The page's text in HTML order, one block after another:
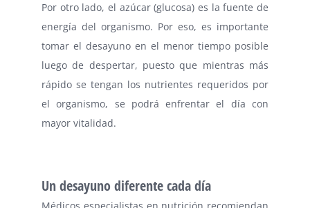
Por otro lado, el azúcar (glucosa) es la fuente de
energía del organismo. Por eso, es importante
tomar el desayuno en el menor tiempo posible
luego de despertar, puesto que mientras más
rápido se tengan los nutrientes requeridos por
el organismo, se podrá enfrentar el día con
mayor vitalidad.
Un desayuno diferente cada día